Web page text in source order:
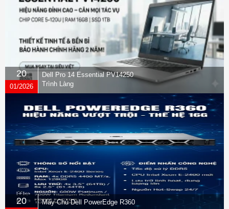
20
01/2026
Dell Pro 14 Essential PV14250
Trình Làng
20 Máy Chủ Dell PowerEdge R360